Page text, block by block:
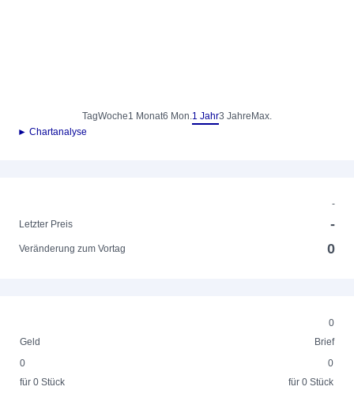
TagWoche1 Monat6 Mon.1 Jahr3 Jahre Max.
► Chartanalyse
-
Letzter Preis
-
Veränderung zum Vortag 0
0
Geld
Brief
0
für 0 Stück
0
für 0 Stück